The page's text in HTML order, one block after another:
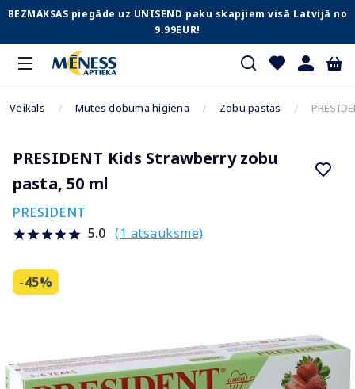
BEZMAKSAS piegāde uz UNISEND paku skapjiem visā Latvijā no
9.99EUR!
Veikals Mutes dobuma higiēna Zobu pastas
PRESIDENT Kids Strawberry zobu
pasta, 50 ml
PRESIDENT
5.0 (1 atsauksme)
-45%